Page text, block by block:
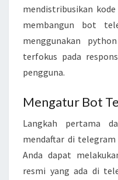
mendistribusikan
membangun bot
menggunakan
terfokus pada
pengguna.
Mengatur Bot
Langkah pertama
mendaftar di
Anda dapat
resmi yang ada di